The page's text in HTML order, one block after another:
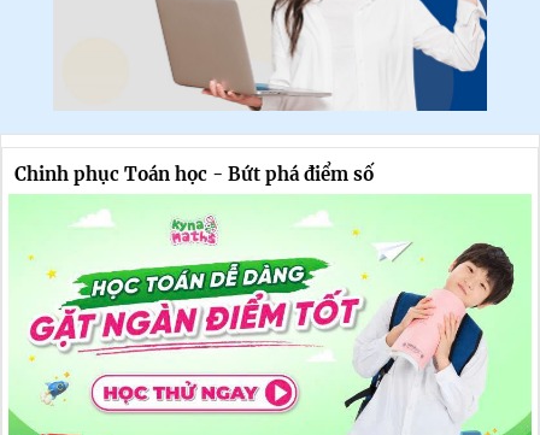
Chinh phục Toán học - Bứt phá điểm số